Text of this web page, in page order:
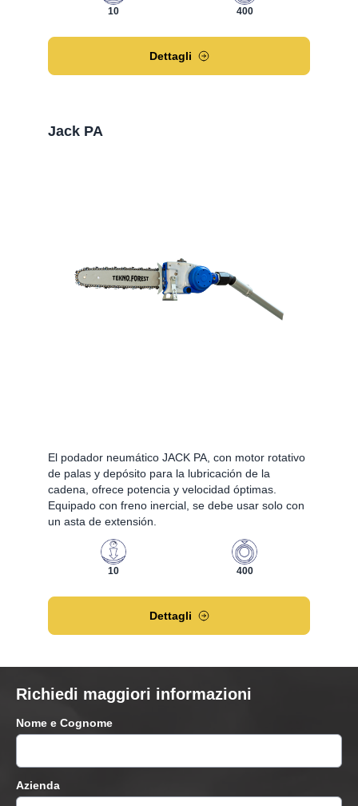
10 400
Dettagli
Jack PA
El podador neumático JACK PA, con motor rotativo
de palas y depósito para la lubricación de la
cadena, ofrece potencia y velocidad óptimas.
Equipado con freno inercial, se debe usar solo con
un asta de extensión.
10 400
Dettagli
Richiedi maggiori informazioni
Nome e Cognome
Azienda